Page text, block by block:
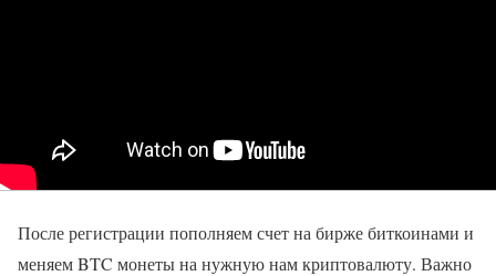
После регистрации пополняем счет на бирже биткоинами и
меняем BTC монеты на нужную нам криптовалюту. Важно